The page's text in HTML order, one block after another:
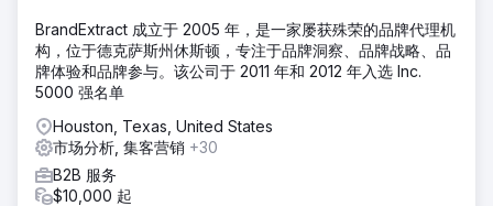
我们专注于通过有针对性的营销活动来识别合适的客户，以提
高参与度和转化率。自然搜索是实现业务可持续性的关键。我
们重新设计了网站，优化了用户体验和买家旅程。
结果
当我们在 4 月份开始运营时，公司花费过多以吸引 70,000 名
用户，每月收入为 162,318 美元。到 8 月份，收入从 126,000
名访客增长到 559,387 美元。快进到 12 月，这些数字飙升。
月收入从 180,000 名访客飙升至 1,159,200 美元。
BrandExtract 成立于 2005 年，是一家屡获殊荣的品牌代理机
构，位于德克萨斯州休斯顿，专注于品牌洞察、品牌战略、品
牌体验和品牌参与。该公司于 2011 年和 2012 年入选 Inc.
5000 强名单
Houston, Texas, United States
市场分析, 集客营销 +30
B2B 服务
$10,000 起